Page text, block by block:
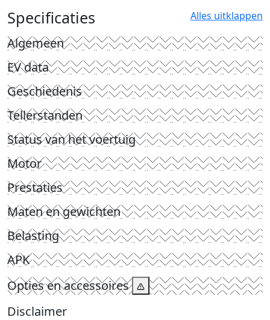
Specificaties Alles uitklappen
Algemeen
EV data
Geschiedenis
Tellerstanden
Status van het voertuig
Motor
Prestaties
Maten en gewichten
Belasting
APK
Opties en accessoires
Disclaimer